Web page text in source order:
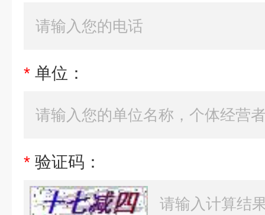
* 单位：
* 验证码：